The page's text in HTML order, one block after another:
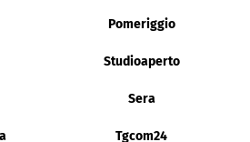
Pomeriggio
Studioaperto
Sera
Tgcom24